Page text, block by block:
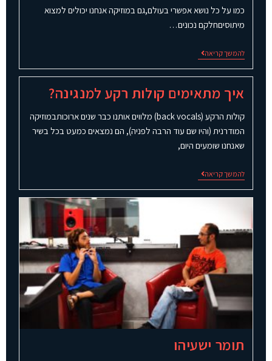
כמו על כל נושא אפשרי בעולם,גם במוזיקה אנחנו יכולים למצוא
מיתוסיםחלקם נכונים…
להמשך קריאה
איך מתאימים קולות רקע למנגינה?
קולות הרקע (back vocals) מלווים אותנו כבר שנים ארוכותבמוזיקה
המודרנית (והיו שם עוד הרבה לפניה), הם נמצאים כמעט בכל בשיר
שאנחנו שומעים היום,
להמשך קריאה
תומר ישעיהו